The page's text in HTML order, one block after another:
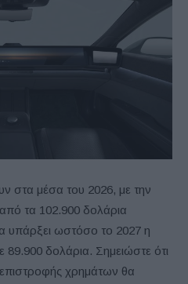
στα μέσα του 2026, με την
τα 102.900 δολάρια
υπάρξει ωστόσο το 2027 η
δολάρια. Σημειώστε ότι
επιστροφής χρημάτων θα